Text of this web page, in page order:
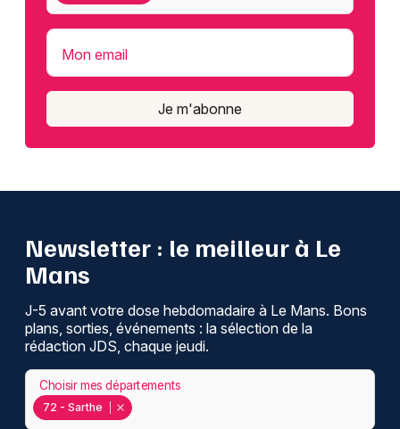
Mon email
Je m'abonne
Newsletter : le meilleur à Le
Mans
J-5 avant votre dose hebdomadaire à Le Mans. Bons
plans, sorties, événements : la sélection de la
rédaction JDS, chaque jeudi.
72 - Sarthe
Choisir mes départements